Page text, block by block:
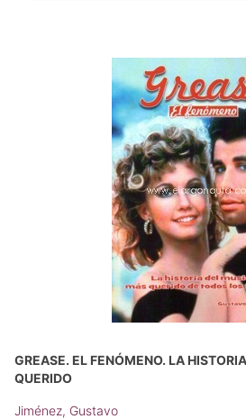
GREASE. EL FENÓMENO. LA
QUERIDO
Jiménez, Gustavo